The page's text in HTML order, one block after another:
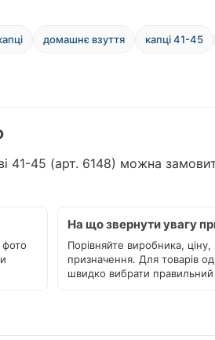
домашнє взуття капці 41-45
41-45 (арт. 6148) можна
фото
На що звернути увагу
Порівняйте виробника,
призначення. Для товарів
швидко вибрати правильний